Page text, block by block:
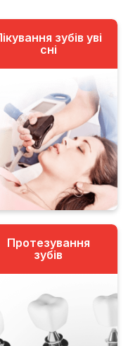
зубів уві
сні
Протезування
зубів